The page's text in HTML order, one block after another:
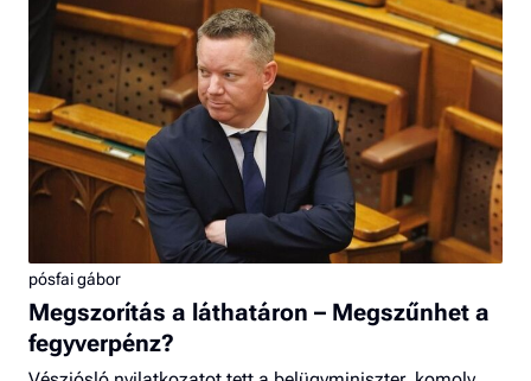
pósfai gábor
Megszorítás a láthatáron – Megszűnhet a
fegyverpénz?